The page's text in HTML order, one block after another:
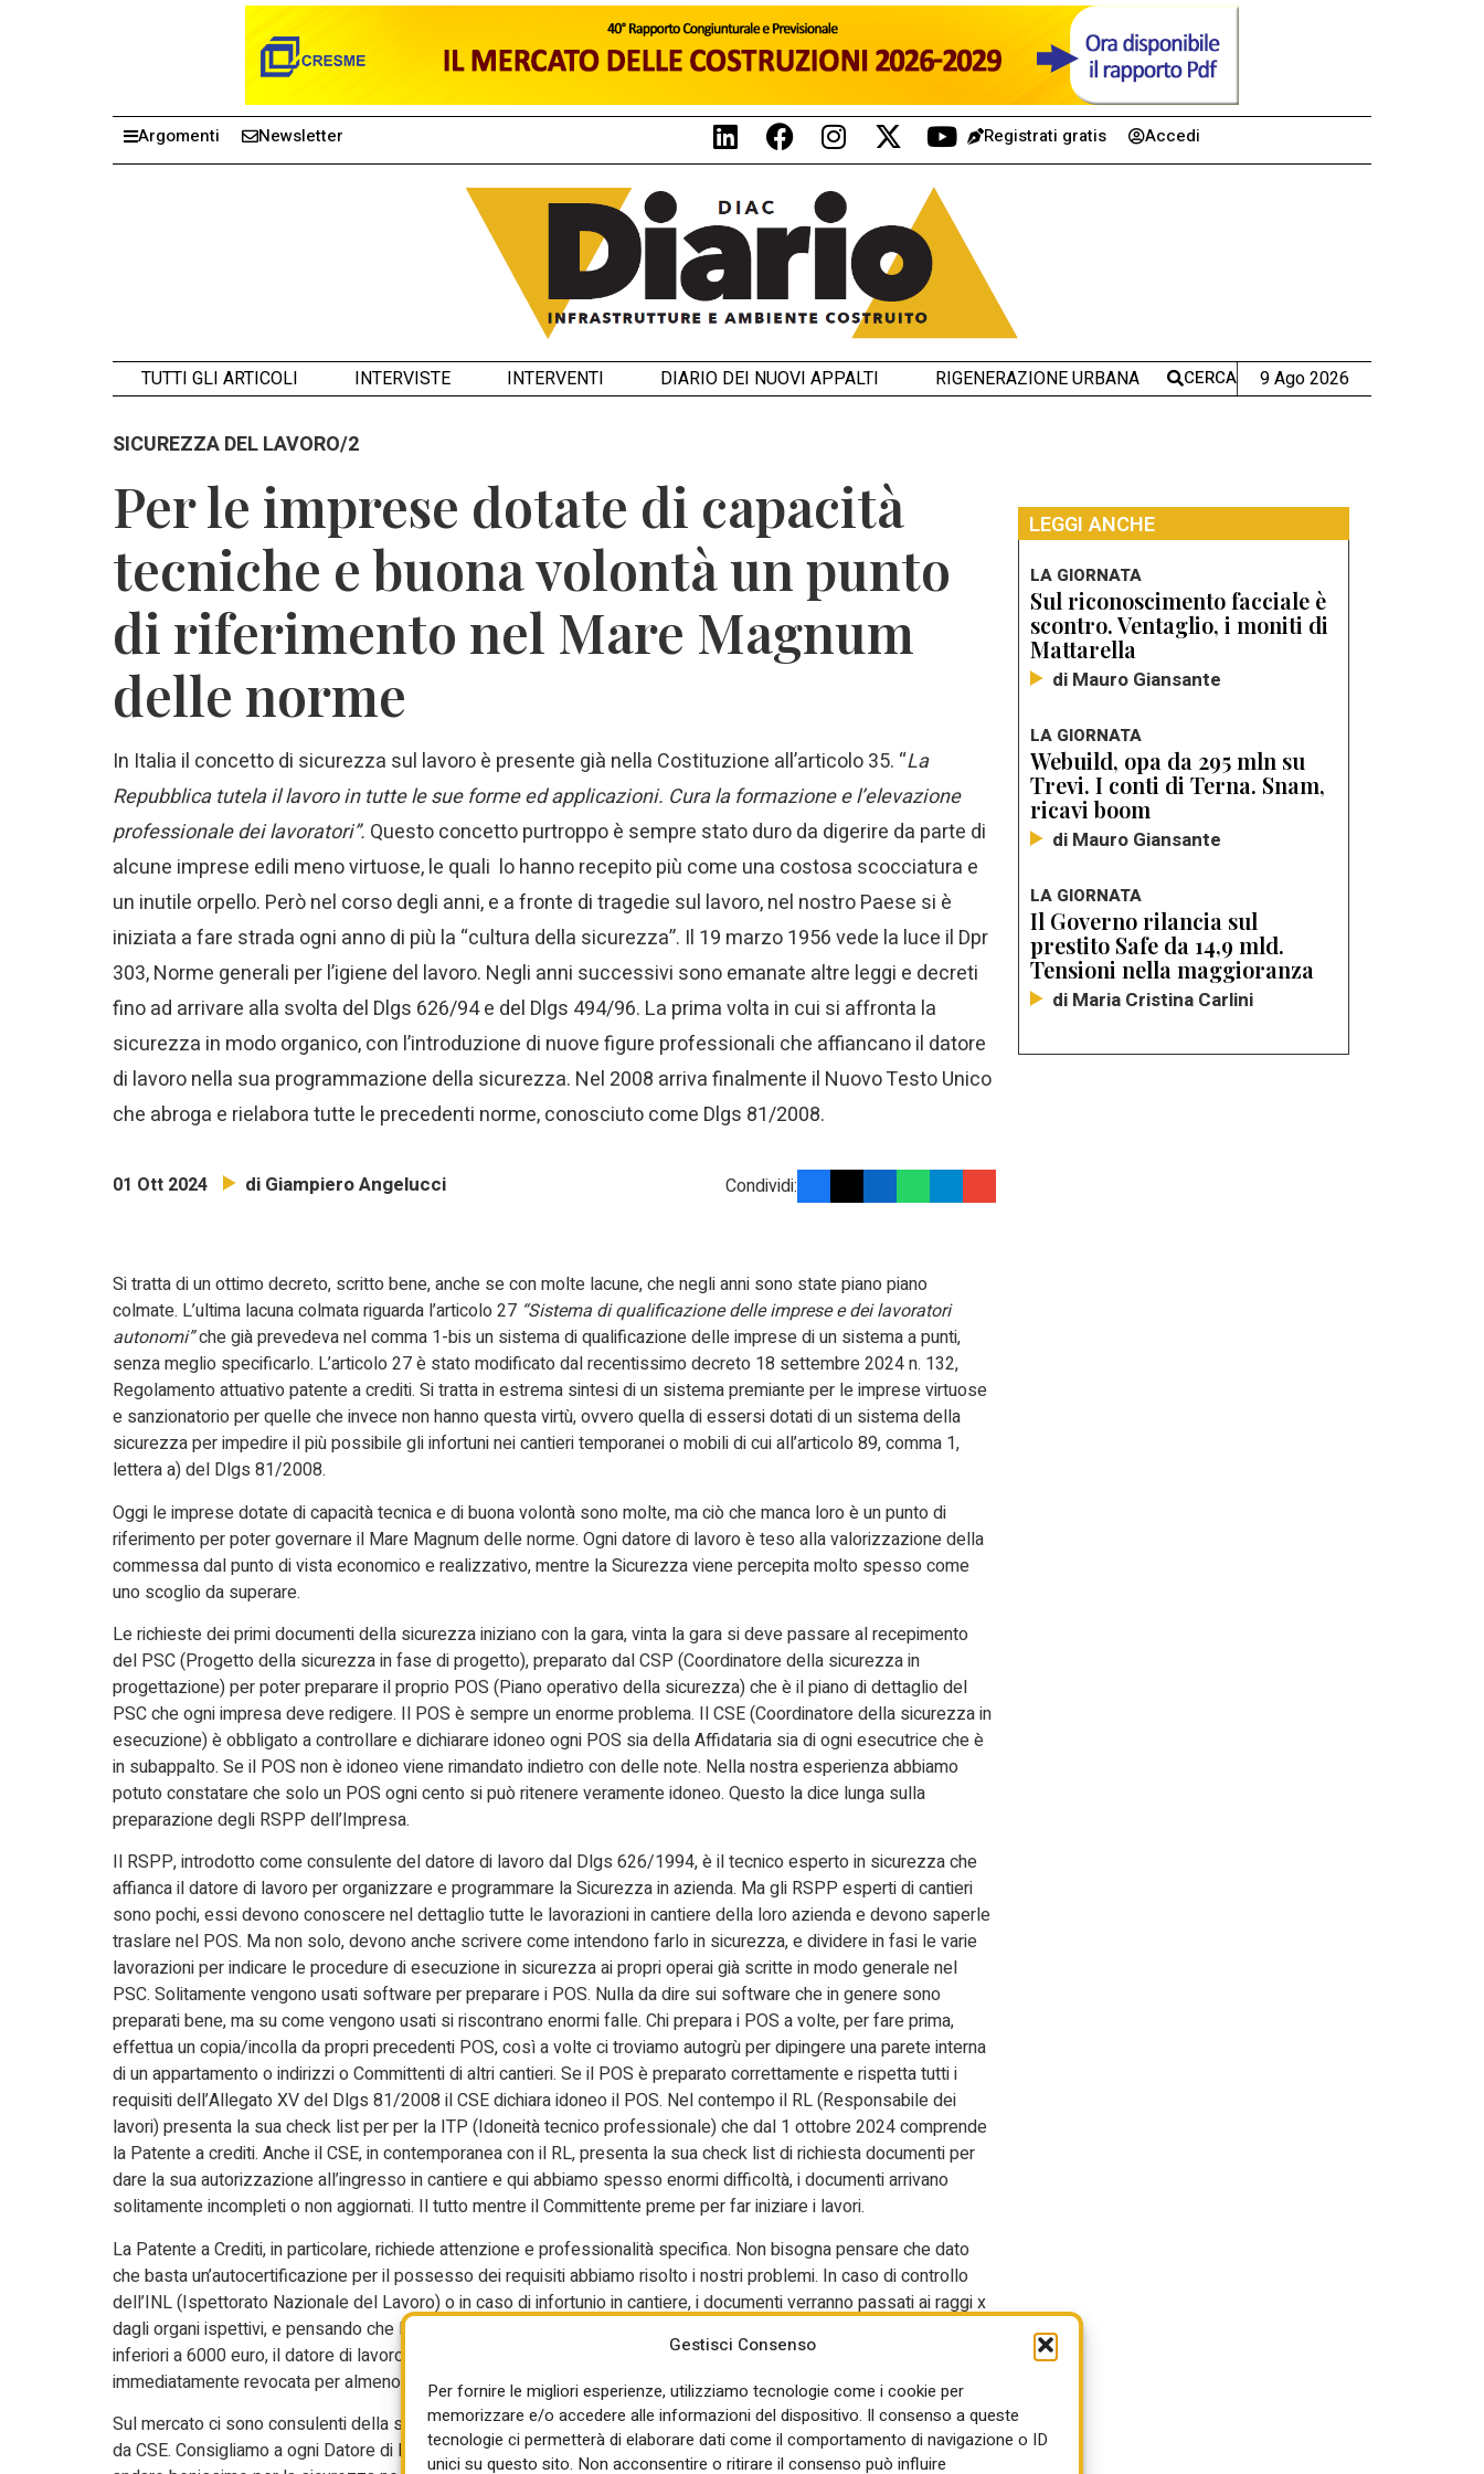
Gestisci Consenso
Per fornire le migliori esperienze, utilizziamo tecnologie come i cookie per
memorizzare e/o accedere alle informazioni del dispositivo. Il consenso a queste
tecnologie ci permetterà di elaborare dati come il comportamento di navigazione o ID
unici su questo sito. Non acconsentire o ritirare il consenso può influire
Argomenti Newsletter Registrati gratis Accedi
TUTTI GLI ARTICOLI INTERVISTE INTERVENTI DIARIO DEI NUOVI APPALTI RIGENERAZIONE URBANA CERCA 9 Ago 2026
SICUREZZA DEL LAVORO/2
Per le imprese dotate di capacità
tecniche e buona volontà un punto
di riferimento nel Mare Magnum
delle norme
In Italia il concetto di sicurezza sul lavoro è presente già nella Costituzione all’articolo 35. “La
Repubblica tutela il lavoro in tutte le sue forme ed applicazioni. Cura la formazione e l’elevazione
professionale dei lavoratori”. Questo concetto purtroppo è sempre stato duro da digerire da parte di
alcune imprese edili meno virtuose, le quali lo hanno recepito più come una costosa scocciatura e
un inutile orpello. Però nel corso degli anni, e a fronte di tragedie sul lavoro, nel nostro Paese si è
iniziata a fare strada ogni anno di più la “cultura della sicurezza”. Il 19 marzo 1956 vede la luce il Dpr
303, Norme generali per l’igiene del lavoro. Negli anni successivi sono emanate altre leggi e decreti
fino ad arrivare alla svolta del Dlgs 626/94 e del Dlgs 494/96. La prima volta in cui si affronta la
sicurezza in modo organico, con l’introduzione di nuove figure professionali che affiancano il datore
di lavoro nella sua programmazione della sicurezza. Nel 2008 arriva finalmente il Nuovo Testo Unico
che abroga e rielabora tutte le precedenti norme, conosciuto come Dlgs 81/2008.
01 Ott 2024 di Giampiero Angelucci Condividi:
Si tratta di un ottimo decreto, scritto bene, anche se con molte lacune, che negli anni sono state piano piano
colmate. L’ultima lacuna colmata riguarda l’articolo 27 “Sistema di qualificazione delle imprese e dei lavoratori
autonomi”che già prevedeva nel comma 1-bis un sistema di qualificazione delle imprese di un sistema a punti,
senza meglio specificarlo. L’articolo 27 è stato modificato dal recentissimo decreto 18 settembre 2024 n. 132,
Regolamento attuativo patente a crediti. Si tratta in estrema sintesi di un sistema premiante per le imprese virtuose
e sanzionatorio per quelle che invece non hanno questa virtù, ovvero quella di essersi dotati di un sistema della
sicurezza per impedire il più possibile gli infortuni nei cantieri temporanei o mobili di cui all’articolo 89, comma 1,
lettera a) del Dlgs 81/2008.
Oggi le imprese dotate di capacità tecnica e di buona volontà sono molte, ma ciò che manca loro è un punto di
riferimento per poter governare il Mare Magnum delle norme. Ogni datore di lavoro è teso alla valorizzazione della
commessa dal punto di vista economico e realizzativo, mentre la Sicurezza viene percepita molto spesso come
uno scoglio da superare.
Le richieste dei primi documenti della sicurezza iniziano con la gara, vinta la gara si deve passare al recepimento
del PSC (Progetto della sicurezza in fase di progetto), preparato dal CSP (Coordinatore della sicurezza in
progettazione) per poter preparare il proprio POS (Piano operativo della sicurezza) che è il piano di dettaglio del
PSC che ogni impresa deve redigere. Il POS è sempre un enorme problema. Il CSE (Coordinatore della sicurezza in
esecuzione) è obbligato a controllare e dichiarare idoneo ogni POS sia della Affidataria sia di ogni esecutrice che è
in subappalto. Se il POS non è idoneo viene rimandato indietro con delle note. Nella nostra esperienza abbiamo
potuto constatare che solo un POS ogni cento si può ritenere veramente idoneo. Questo la dice lunga sulla
preparazione degli RSPP dell’Impresa.
Il RSPP, introdotto come consulente del datore di lavoro dal Dlgs 626/1994, è il tecnico esperto in sicurezza che
affianca il datore di lavoro per organizzare e programmare la Sicurezza in azienda. Ma gli RSPP esperti di cantieri
sono pochi, essi devono conoscere nel dettaglio tutte le lavorazioni in cantiere della loro azienda e devono saperle
traslare nel POS. Ma non solo, devono anche scrivere come intendono farlo in sicurezza, e dividere in fasi le varie
lavorazioni per indicare le procedure di esecuzione in sicurezza ai propri operai già scritte in modo generale nel
PSC. Solitamente vengono usati software per preparare i POS. Nulla da dire sui software che in genere sono
preparati bene, ma su come vengono usati si riscontrano enormi falle. Chi prepara i POS a volte, per fare prima,
effettua un copia/incolla da propri precedenti POS, così a volte ci troviamo autogrù per dipingere una parete interna
di un appartamento o indirizzi o Committenti di altri cantieri. Se il POS è preparato correttamente e rispetta tutti i
requisiti dell’Allegato XV del Dlgs 81/2008 il CSE dichiara idoneo il POS. Nel contempo il RL (Responsabile dei
lavori) presenta la sua check list per per la ITP (Idoneità tecnico professionale) che dal 1 ottobre 2024 comprende
la Patente a crediti. Anche il CSE, in contemporanea con il RL, presenta la sua check list di richiesta documenti per
dare la sua autorizzazione all’ingresso in cantiere e qui abbiamo spesso enormi difficoltà, i documenti arrivano
solitamente incompleti o non aggiornati. Il tutto mentre il Committente preme per far iniziare i lavori.
La Patente a Crediti, in particolare, richiede attenzione e professionalità specifica. Non bisogna pensare che dato
che basta un’autocertificazione per il possesso dei requisiti abbiamo risolto i nostri problemi. In caso di controllo
dell’INL (Ispettorato Nazionale del Lavoro) o in caso di infortunio in cantiere, i documenti verranno passati ai raggi x
dagli organi ispettivi, e pensando che le sanzioni possono essere il 10% del valore dell’appalto e comunque non
inferiori a 6000 euro, il datore di lavoro rischia davvero molto, senza pensare che la Patente può essere
immediatamente revocata per almeno 12 mesi, perdendo quindi la capacità di poter operare nei cantieri.
Sul mercato ci sono consulenti della sicurezza esperti di cantiere e questi sono sicuramente quelli con esperienze
da CSE. Consigliamo a ogni Datore di lavoro di Impresa Edile di riflettere su questo punto. Il RSPP aziendale può
LEGGI ANCHE
LA GIORNATA
Sul riconoscimento facciale è
scontro. Ventaglio, i moniti di
Mattarella
di Mauro Giansante
LA GIORNATA
Webuild, opa da 295 mln su
Trevi. I conti di Terna. Snam,
ricavi boom
di Mauro Giansante
LA GIORNATA
Il Governo rilancia sul
prestito Safe da 14,9 mld.
Tensioni nella maggioranza
di Maria Cristina Carlini